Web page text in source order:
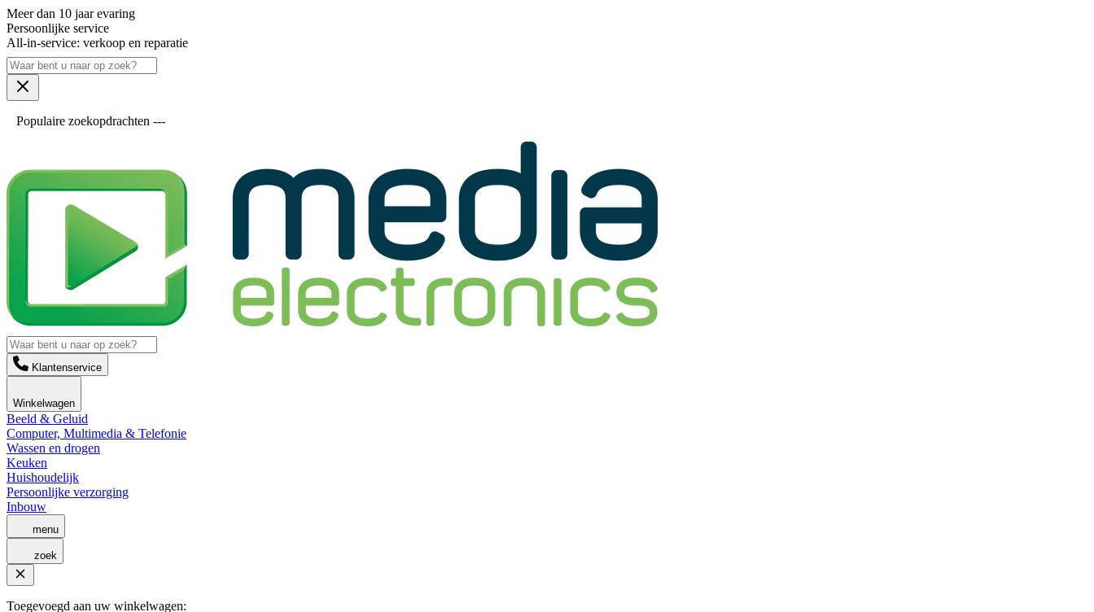
Meer dan 10 jaar evaring
Persoonlijke service
All-in-service: verkoop en reparatie
Populaire zoekopdrachten ---
Klantenservice
Winkelwagen
Beeld & Geluid
Computer, Multimedia & Telefonie
Wassen en drogen
Keuken
Huishoudelijk
Persoonlijke verzorging
Inbouw
menu
zoek
Toegevoegd aan uw winkelwagen: